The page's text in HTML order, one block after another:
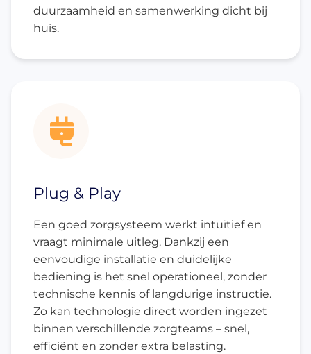
duurzaamheid en samenwerking dicht bij
huis.
Plug & Play
Een goed zorgsysteem werkt intuïtief en
vraagt minimale uitleg. Dankzij een
eenvoudige installatie en duidelijke
bediening is het snel operationeel, zonder
technische kennis of langdurige instructie.
Zo kan technologie direct worden ingezet
binnen verschillende zorgteams – snel,
efficiënt en zonder extra belasting.